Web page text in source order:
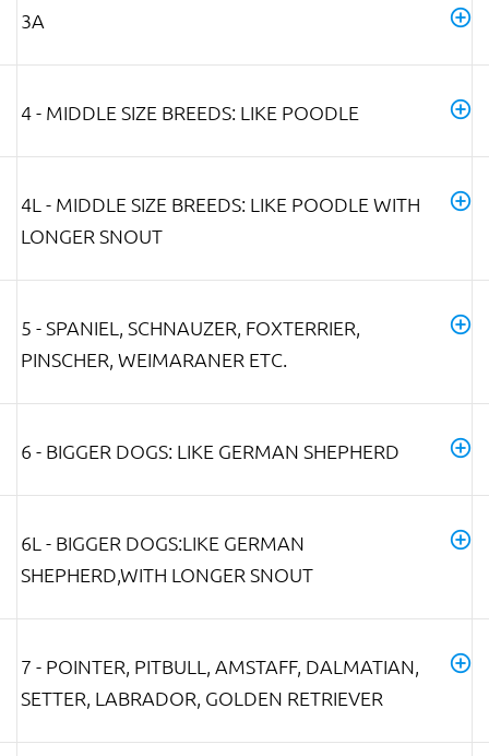
3A
4 - MIDDLE SIZE BREEDS: LIKE POODLE
4L - MIDDLE SIZE BREEDS: LIKE POODLE WITH
LONGER SNOUT
5 - SPANIEL, SCHNAUZER, FOXTERRIER,
PINSCHER, WEIMARANER ETC.
6 - BIGGER DOGS: LIKE GERMAN SHEPHERD
6L - BIGGER DOGS:LIKE GERMAN
SHEPHERD,WITH LONGER SNOUT
7 - POINTER, PITBULL, AMSTAFF, DALMATIAN,
SETTER, LABRADOR, GOLDEN RETRIEVER